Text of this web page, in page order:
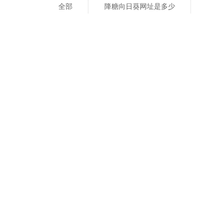
全部 降糖向日葵网址是多少